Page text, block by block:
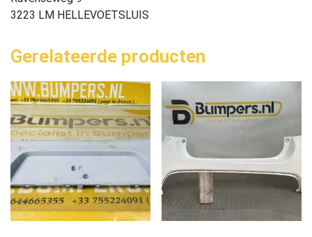
3223 LM HELLEVOETSLUIS
Gerelateerde producten